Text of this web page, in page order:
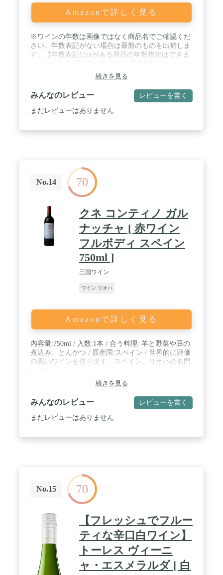
Amazonで詳しく見る
※ワインの年数は画像ではなく商品名でご確認くだ
さい。年数表記がない場合は最新のものを出荷しま
す。【年数表記にorがある商品の年数指定はできま
ル便でのお届けをおすすめしております。クール便
をご希望の場合は、当店のクール便チケットを対象
のワインと併せてご購入ください。クール便チケッ
トはワインとの同時購入が必要となり、単品でのご
注文は承ることができませんので、あらかじめご了
オークに比べてヴァニリンを多く含み、より甘く芳
醇な風味となるのが特徴。この「レゼルヴァ」には
その効果がよく表れています。濃密なベリーの印象
はそれほど前に出てこず、オーク樽に由来するトー
ストやヴァニラ、コーヒーなどの香ばしいニュアン
スを強く感じます。スパイス香とともに舌の上に広
がる風味はとても濃密で滑らか。しっかりと舌に重
量感を訴えます。そのうえでタンニンや酸味も豊富
なところは、カリフォルニアによくある甘濃いカベ
ルネ・ソーヴィニヨンとの大きな違いでしょう。
続きを見る
みんなのレビュー レビューを書く
まだレビューはありません
No.14 70
クネ コンティノ ガル
ナッチャ [ 赤ワイン
フルボディ スペイン
750ml ]
三国ワイン
ワイン リオハ
Amazonで詳しく見る
内容量:750ml / 入数:1本 / 合う料理: 羊と野菜や豆の
煮込み、とんかつ / 原産国:スペイン / 世界的に評価
の高いワインを送り出す、スペイン、リオハの名門
続きを見る
みんなのレビュー レビューを書く
まだレビューはありません
No.15 70
【フレッシュでフルー
ティな辛口白ワイン】
トーレス ヴィーニ
ャ・エスメラルダ [ 白